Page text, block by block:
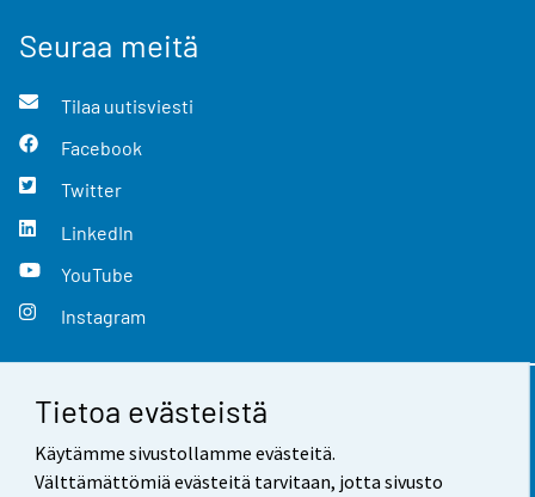
Tietoa evästeistä
Käytämme sivustollamme evästeitä.
Välttämättömiä evästeitä tarvitaan, jotta sivusto
Seuraa meitä
Tilaa uutisviesti
Facebook
Twitter
LinkedIn
YouTube
Instagram
Yhteystiedot
Palaute